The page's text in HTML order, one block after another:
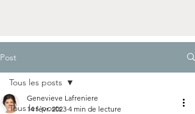
Post
Tous les posts
Tous les posts
Genevieve Lafreniere
14 févr. 2023 4 min de lecture